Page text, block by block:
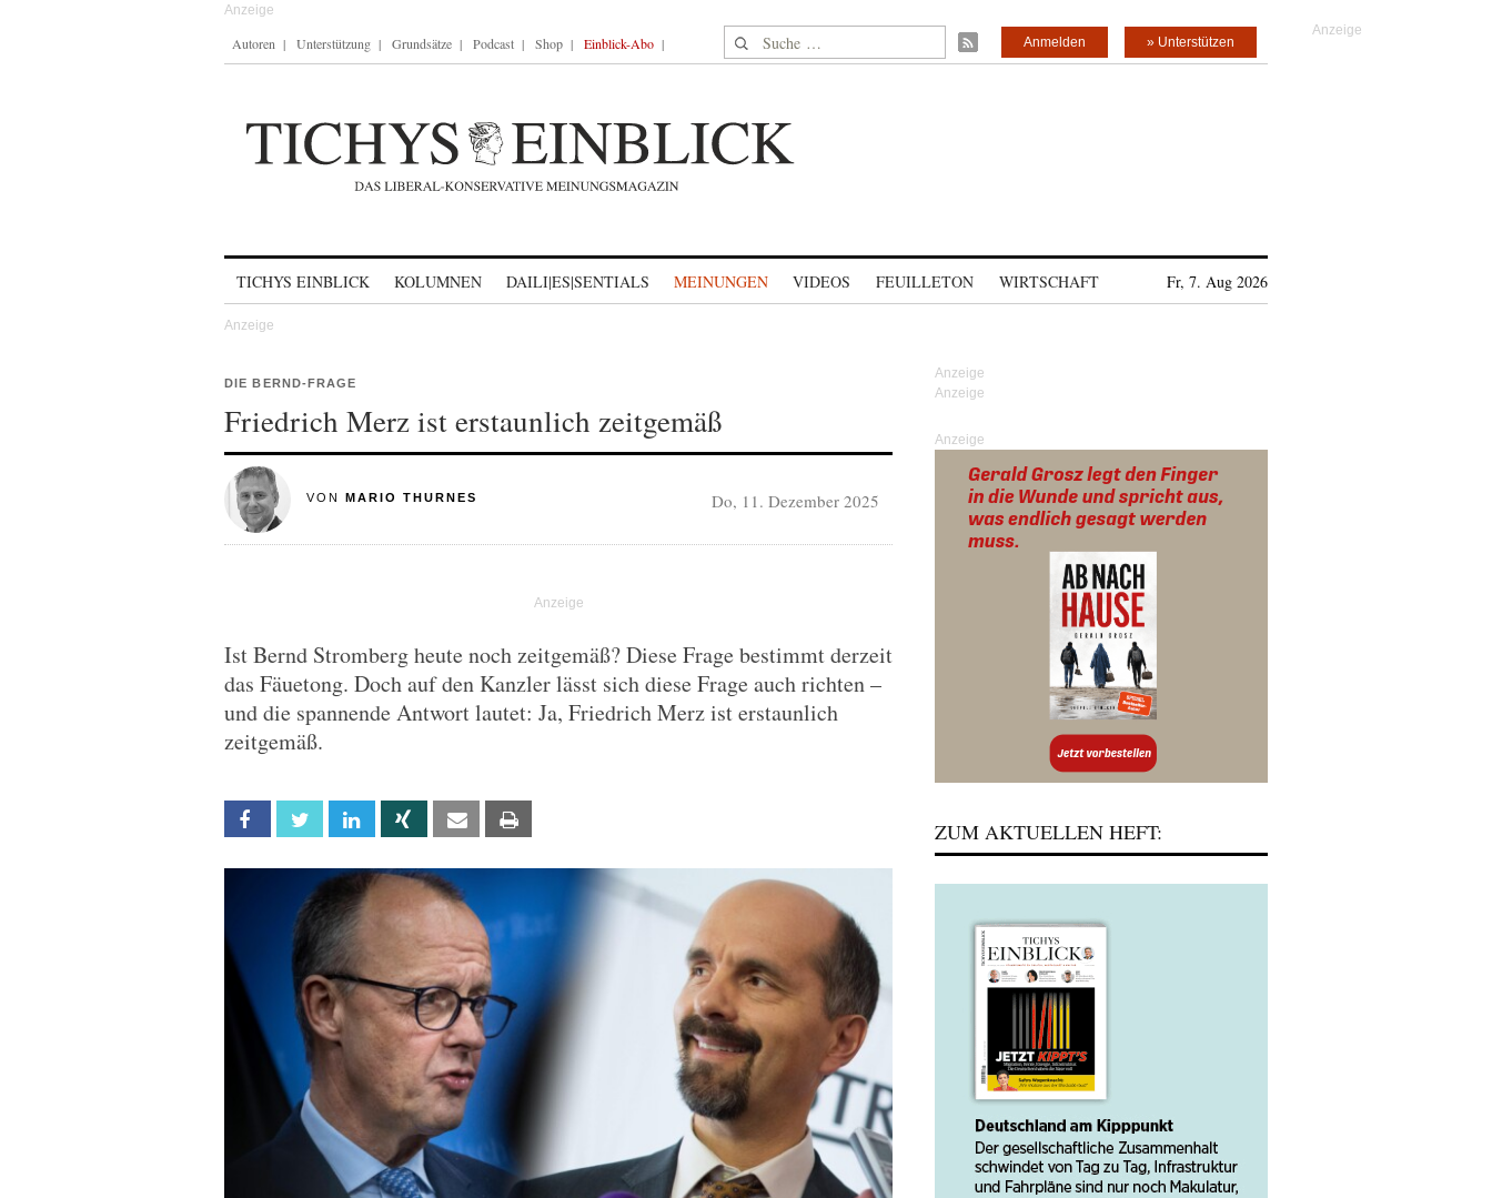
Autoren Unterstützung Grundsätze Podcast Shop Einblick-Abo Suche nach: » Unterstützen
Anmelden
TICHYS EINBLICK KOLUMNEN DAILI|ES|SENTIALS MEINUNGEN VIDEOS FEUILLETON WIRTSCHAFT Fr, 7. Aug 2026
DIE BERND-FRAGE
Friedrich Merz ist erstaunlich zeitgemäß
VON MARIO THURNES Do, 11. Dezember 2025
Ist Bernd Stromberg heute noch zeitgemäß? Diese Frage bestimmt derzeit
das Fäuetong. Doch auf den Kanzler lässt sich diese Frage auch richten –
und die spannende Antwort lautet: Ja, Friedrich Merz ist erstaunlich
zeitgemäß.
Facebook Twitter Linkedin Xing Email
Anzeige
ZUM AKTUELLEN HEFT: